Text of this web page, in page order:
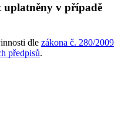
uplatněny v případě
dle zákona č. 280/2009
předpisů.